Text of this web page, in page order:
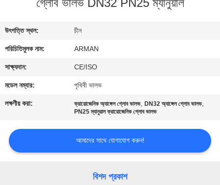
মান
নিয়ন্ত্রণ
যোগাযোগ
করুন
খবর
গ্লোব ভালভ DN32 PN25 ম্যানুয়াল
উৎপত্তি স্থল: চীন
পরিচিতিমুলক নাম: ARMAN
সাক্ষ্যদান: CE/ISO
মডেল নম্বার: পৃথিবী ভালভ
লক্ষণীয় করা: ক্রায়োজেনিক অ্যাঙ্গেল গ্লোব ভালভ,DN32 অ্যাঙ্গেল গ্লোব ভালভ,
PN25 ম্যানুয়াল ক্রায়োজেনিক গ্লোব ভালভ
আমাদের সাথে যোগাযোগ করুন!
বিশদ প্রকাশ